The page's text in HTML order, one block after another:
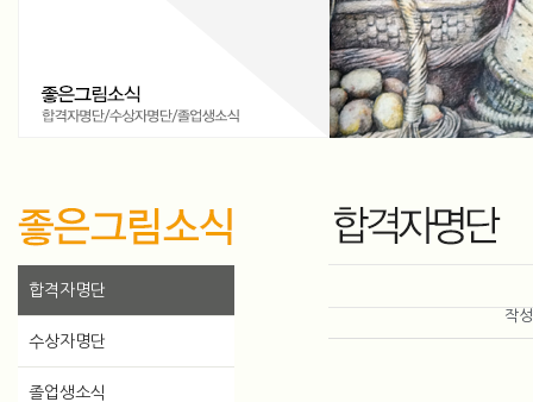
합격자명단
수상자명단
졸업생소식
작